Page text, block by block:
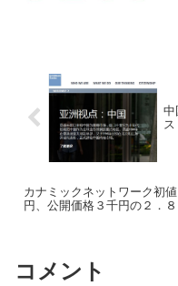
中
ス
カナミックネットワーク初
円、公開価格３千円の２．
コメント